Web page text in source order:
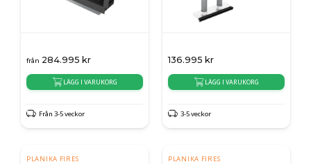
från 284.995 kr
LÄGG I VARUKORG
Från 3-5 veckor
136.995 kr
LÄGG I VARUKORG
3-5 veckor
PLANIKA FIRES PLANIKA FIRES